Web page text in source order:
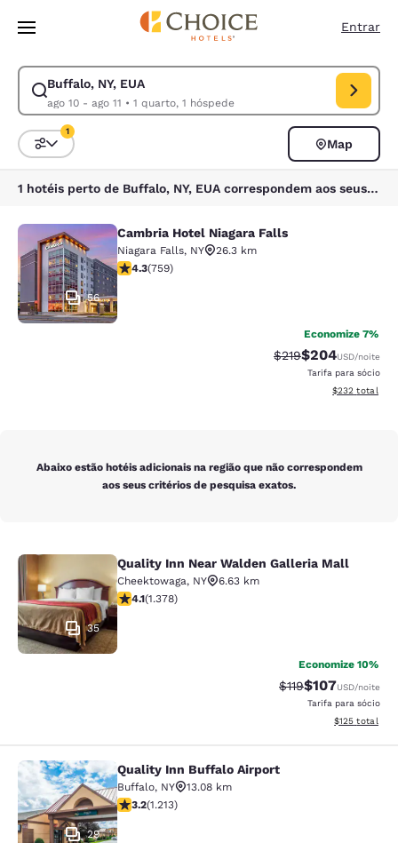
Pular Para Conteúdo Principal
Entrar
Buffalo, NY, EUA
ago 10 - ago 11 • 1 quarto, 1 hóspede
Modificar pesquisa para Buffalo, NY, EUA. Data de check-in ago 10,
Classificar e filtrar
1
Map
1 hotéis perto de Buffalo, NY, EUA correspondem aos seus filtros
Cambria Hotel Niagara Falls
56
Cambria Hotel Niagara Falls
Niagara Falls, NY
26.3 km
classificação 4.26 estrelas. Excelente. 759 avaliações
4.3(759)
Economize 7%
Tarifa anterior
$219Tarifa com
$204USD/noite
Tarifa para sócio
Exibir
$232 total
Abaixo estão hotéis adicionais na região que não correspondem
aos seus critérios de pesquisa exatos.
Quality Inn Near Walden Galleria
35
Quality Inn Near Walden Galleria Mall
Cheektowaga, NY
6.63 km
classificação 4.12 estrelas. Muito bom. 1378
4.1(1.378)
Economize 10%
Tarifa anterior
$119Tarifa com
$107USD/noite
Tarifa para sócio
Exibir
$125 total
Quality Inn Buffalo Airport
29
Quality Inn Buffalo Airport
Buffalo, NY
13.08 km
classificação 3.2 estrelas. Bom. 1213 avaliações
3.2(1.213)